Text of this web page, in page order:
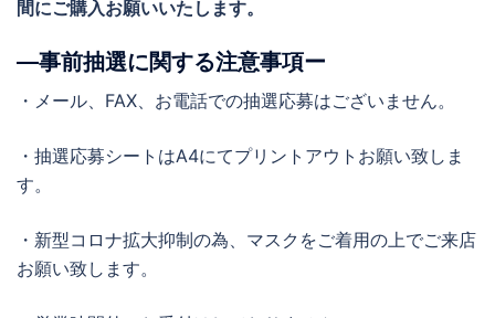
間にご購入お願いいたします。
―事前抽選に関する注意事項ー
・メール、FAX、お電話での抽選応募はございません。
・抽選応募シートはA4にてプリントアウトお願い致しま
す。
・新型コロナ拡大抑制の為、マスクをご着用の上でご来店
お願い致します。